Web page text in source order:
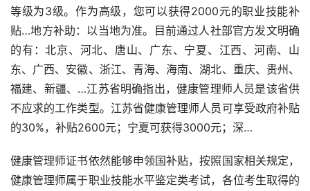
等级为3级。作为高级，您可以获得2000元的职业技能补
贴…地方补助：以当地为准。目前通过人社部官方发文明确
的有：北京、河北、唐山、广东、宁夏、江西、河南、山
东、广西、安徽、浙江、青海、海南、湖北、重庆、贵州、
福建、新疆、…江苏省明确指出，健康管理师人员是该省供
不应求的工作类型。江苏省健康管理师人员可享受政府补贴
的30%，补贴2600元；宁夏可获得3000元；深…
健康管理师证书依然能够申领国补贴，按照国家相关规定，
健康管理师属于职业技能水平鉴定类考试，各位考生取得的